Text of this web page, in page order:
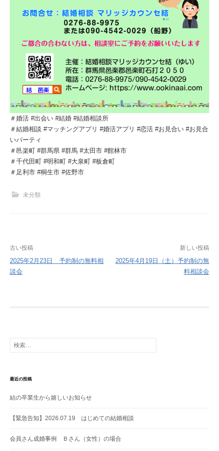
＃婚活 #出会い #結婚 #結婚相談所
＃結婚相談 #マッチングアプリ #婚活アプリ #恋活 #お見合い #お見合
いパーティ
＃邑楽町 #群馬県 #群馬 #太田市 #館林市
＃千代田町 #明和町 #大泉町 #板倉町
＃足利市 #桐生市 #佐野市
未分類
投
稿
ナ
ョ
ン
古い投稿
2025年2月23日 予約制の無料相
談会
新しい投稿
2025年4月19日（土）予約制の無
料相談会
検
索:
最近の投稿
結の卒業生から嬉しいお知らせ
【緊急告知】2026.07.19 はじめての結婚相談
会員さん成婚事例 Ｂさん（女性）の場合